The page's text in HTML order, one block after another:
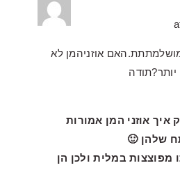
אוזניהמן לא
איך אוזני המן אמורות
שלהן 🙂
מפוצצות במלית ולכן הן